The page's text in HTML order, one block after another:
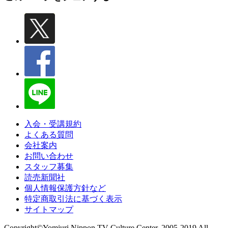
入会・受講規約
よくある質問
会社案内
お問い合わせ
スタッフ募集
読売新聞社
個人情報保護方針など
特定商取引法に基づく表示
サイトマップ